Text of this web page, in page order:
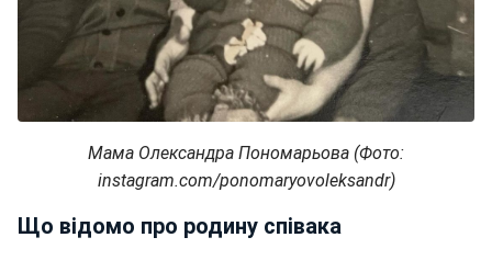
Мама Олександра Пономарьова (Фото:
instagram.com/ponomaryovoleksandr)
Що відомо про родину співака